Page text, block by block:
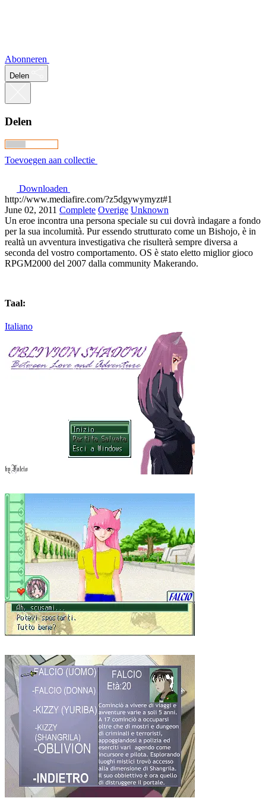
Abonneren
Delen
Delen
Toevoegen aan collectie
Downloaden
http://www.mediafire.com/?z5dgywymyzt#1
June 02, 2011 Complete Overige Unknown
Un eroe incontra una persona speciale su cui dovrà indagare a fondo
per la sua incolumità. Pur essendo strutturato come un Bishojo, è in
realtà un avventura investigativa che risulterà sempre diversa a
seconda del vostro comportamento. OS è stato eletto miglior gioco
RPGM2000 del 2007 dalla community Makerando.
Taal:
Italiano